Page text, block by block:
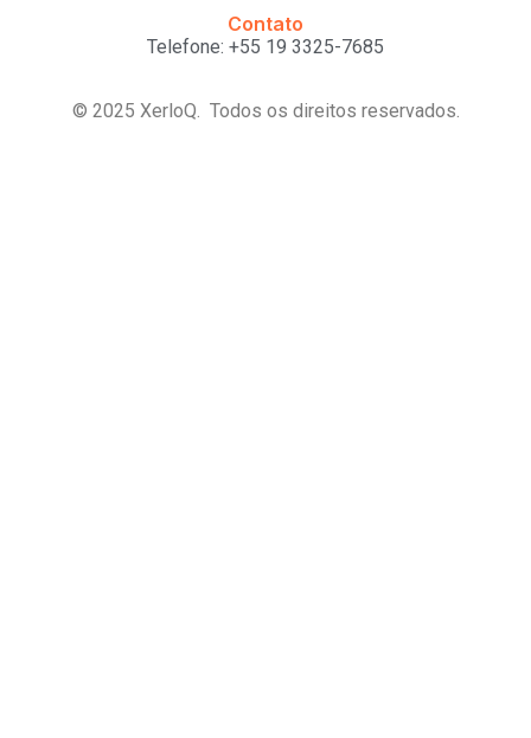
Contato
Telefone: +55 19 3325-7685
© 2025 XerloQ. Todos os direitos reservados.